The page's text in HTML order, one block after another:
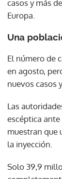
casos y más
Europa.
Una
El número de
en agosto,
nuevos casos
Las
escéptica
muestran que
la inyección.
Solo 39,9